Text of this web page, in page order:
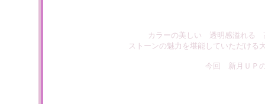
カラーの美しい 透明感溢れる
ストーンの魅力を堪能していただけ
今回 新月ＵＰ